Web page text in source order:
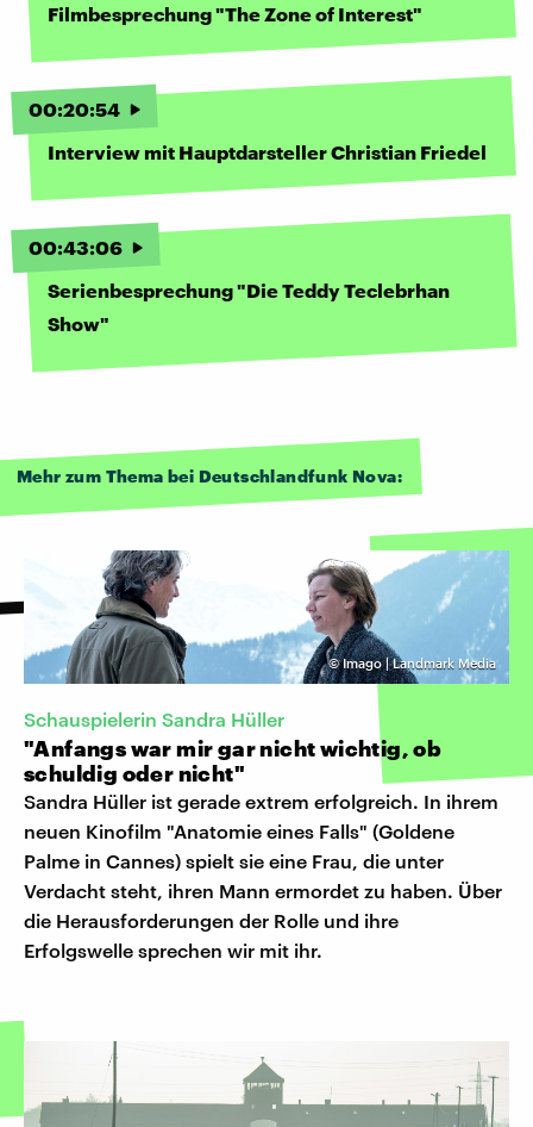
Filmbesprechung "The Zone of Interest"
00:20:54
Interview mit Hauptdarsteller Christian Friedel
00:43:06
Serienbesprechung "Die Teddy Teclebrhan
Show"
Mehr zum Thema bei Deutschlandfunk Nova:
©Imago | Landmark Media
Schauspielerin Sandra Hüller
"Anfangs war mir gar nicht wichtig, ob
schuldig oder nicht"
Sandra Hüller ist gerade extrem erfolgreich. In ihrem
neuen Kinofilm "Anatomie eines Falls" (Goldene
Palme in Cannes) spielt sie eine Frau, die unter
Verdacht steht, ihren Mann ermordet zu haben. Über
die Herausforderungen der Rolle und ihre
Erfolgswelle sprechen wir mit ihr.